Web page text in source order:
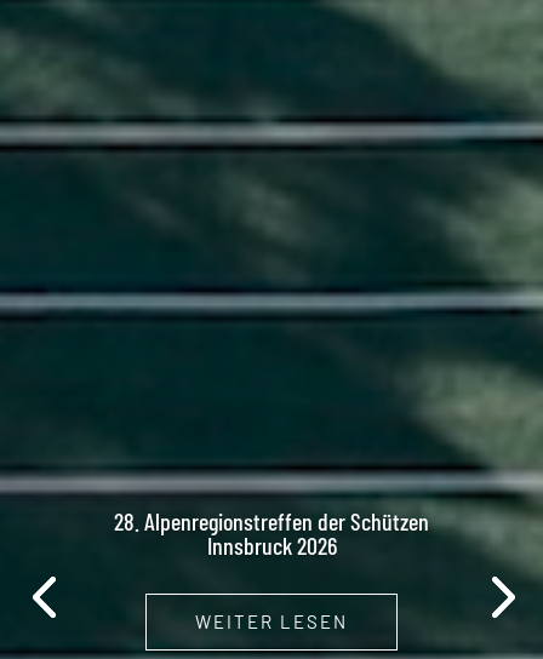
28. Alpenregionstreffen der Schützen
Innsbruck 2026
WEITER LESEN